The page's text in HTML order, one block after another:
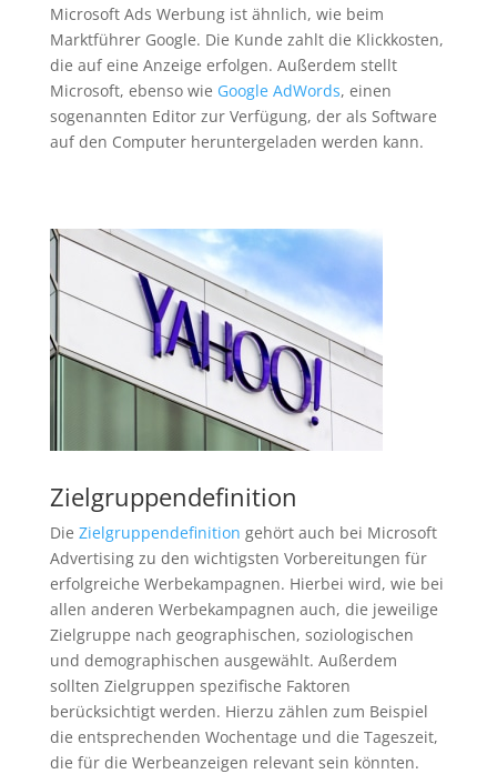
Microsoft Ads Werbung ist ähnlich, wie beim
Marktführer Google. Die Kunde zahlt die Klickkosten,
die auf eine Anzeige erfolgen. Außerdem stellt
Microsoft, ebenso wie Google AdWords, einen
sogenannten Editor zur Verfügung, der als Software
auf den Computer heruntergeladen werden kann.
Zielgruppendefinition
Die Zielgruppendefinition gehört auch bei Microsoft
Advertising zu den wichtigsten Vorbereitungen für
erfolgreiche Werbekampagnen. Hierbei wird, wie bei
allen anderen Werbekampagnen auch, die jeweilige
Zielgruppe nach geographischen, soziologischen
und demographischen ausgewählt. Außerdem
sollten Zielgruppen spezifische Faktoren
berücksichtigt werden. Hierzu zählen zum Beispiel
die entsprechenden Wochentage und die Tageszeit,
die für die Werbeanzeigen relevant sein könnten.